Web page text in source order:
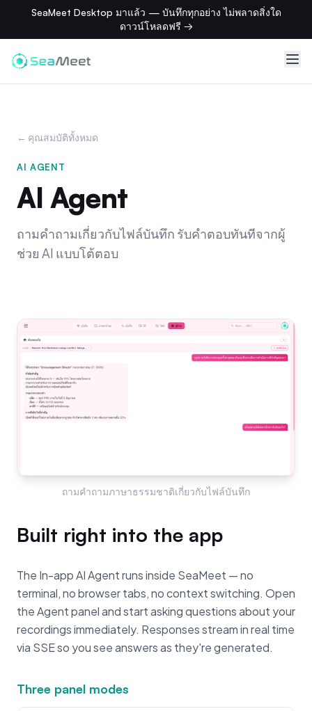
SeaMeet Desktop มาแล้ว — บันทึกทุกอย่าง ไม่พลาดสิ่งใด
ดาวน์โหลดฟรี →
← คุณสมบัติทั้งหมด
AI AGENT
AI Agent
ถามคำถามเกี่ยวกับไฟล์บันทึก รับคำตอบทันทีจากผู้
ช่วย AI แบบโต้ตอบ
ถามคำถามภาษาธรรมชาติเกี่ยวกับไฟล์บันทึก
Built right into the app
The In-app AI Agent runs inside SeaMeet — no
terminal, no browser tabs, no context switching. Open
the Agent panel and start asking questions about your
recordings immediately. Responses stream in real time
via SSE so you see answers as they're generated.
Three panel modes